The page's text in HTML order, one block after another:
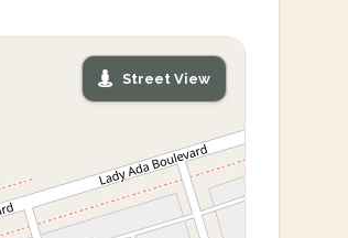
Street View